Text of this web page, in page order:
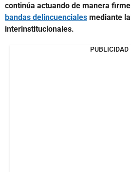
continúa actuando de manera
bandas delincuenciales mediante
interinstitucionales.
PUBLICIDAD